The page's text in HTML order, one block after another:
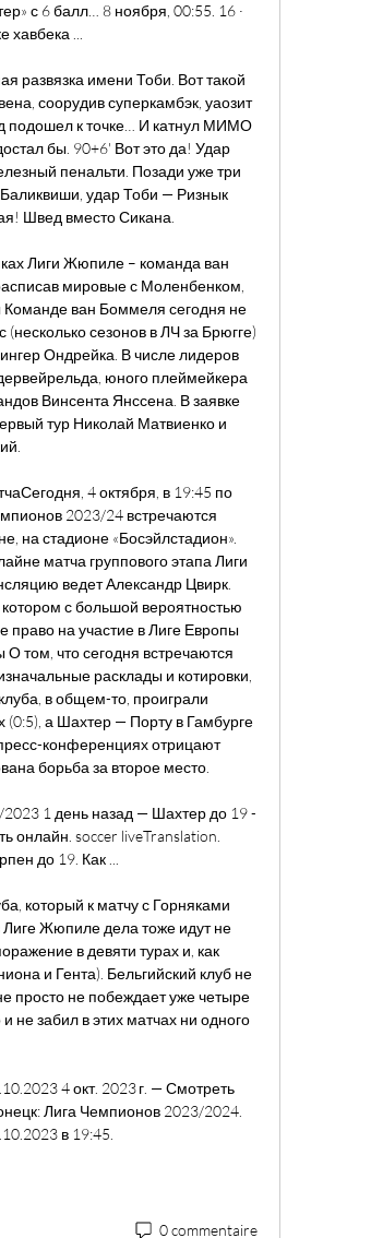
с 6 балл… 8 ноября, 00:55. 16 ·
...
развязка имени Тоби. Вот такой
соорудив суперкамбэк, уаозит
подошел к точке… И катнул МИМО
бы. 90+6' Вот это да! Удар
пенальти. Позади уже три
удар Тоби — Ризнык
Швед вместо Сикана.
Лиги Жюпиле – команда ван
мировые с Моленбенком,
ван Боммеля сегодня не
сезонов в ЛЧ за Брюгге)
Ондрейка. В числе лидеров
юного плеймейкера
Винсента Янссена. В заявке
тур Николай Матвиенко и
4 октября, в 19:45 по
2023/24 встречаются
на стадионе «Босэйлстадион».
матча группового этапа Лиги
ведет Александр Цвирк.
с большой вероятностью
право на участие в Лиге Европы
том, что сегодня встречаются
расклады и котировки,
в общем-то, проиграли
(0:5), а Шахтер — Порту в Гамбурге
конференциях отрицают
борьба за второе место.
1 день назад — Шахтер до 19 -
онлайн. soccer liveTranslation.
до 19. Как ...
который к матчу с Горняками
Лиге Жюпиле дела тоже идут не
в девяти турах и, как
и Гента). Бельгийский клуб не
просто не побеждает уже четыре
не забил в этих матчах ни одного
4 окт. 2023 г. — Смотреть
Лига Чемпионов 2023/2024.
в 19:45.
0 commentaire